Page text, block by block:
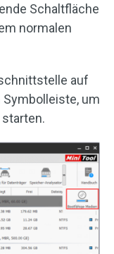
Schaltfläche
normalen
auf
Symbolleiste, um